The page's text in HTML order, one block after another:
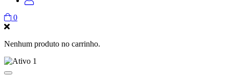
0
Nenhum produto no carrinho.